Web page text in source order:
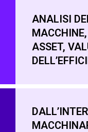
ANALISI
ASSET,